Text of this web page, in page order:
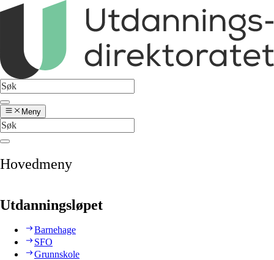
Meny
Hovedmeny
Utdanningsløpet
Barnehage
SFO
Grunnskole